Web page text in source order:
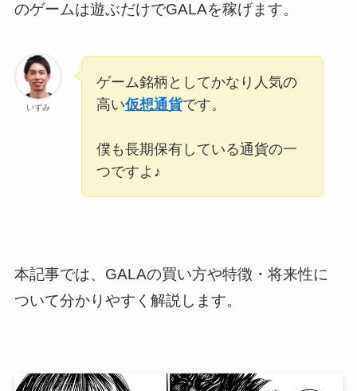
のゲームは遊ぶだけでGALAを稼げます。
いずみ
ゲーム銘柄としてかなり人気の
高い仮想通貨です。
僕も長期保有している通貨の一
つですよ♪
本記事では、GALAの買い方や特徴・将来性に
ついて分かりやすく解説します。